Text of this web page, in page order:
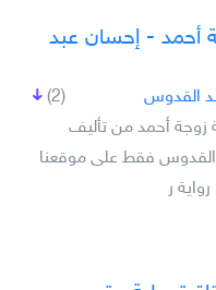
أحمد - إحسان عبد
(2)
القدوس
زوجة أحمد من تأليف
فقط على موقعنا